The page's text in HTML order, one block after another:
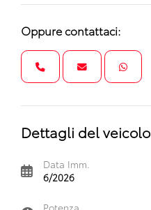
Oppure contattaci:
Dettagli del veicolo
Data Imm.
6/2026
Potenza